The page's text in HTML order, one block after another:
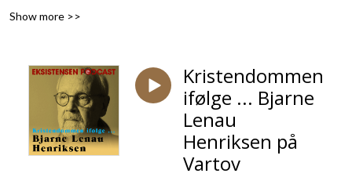
stiller spørgsmål til livet, til døden og til alt det, der ligger midt imellem.
Show more >>
Kristendommen
ifølge ... Bjarne
Lenau
Henriksen på
Vartov